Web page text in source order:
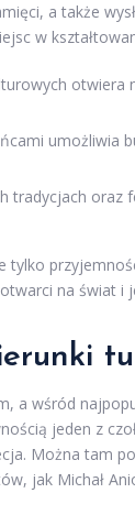
a także
w
otwiera
umożliwia
tradycjach oraz
na świat i
a wśród
jeden z
Można tam
jak Michał